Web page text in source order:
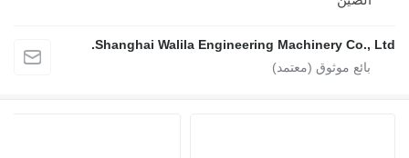
Shanghai Walila Engineering Machinery